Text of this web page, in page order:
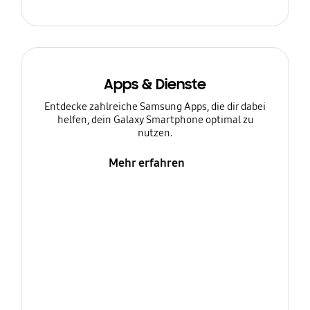
Apps & Dienste
Entdecke zahlreiche Samsung Apps, die dir dabei
helfen, dein Galaxy Smartphone optimal zu
nutzen.
Mehr erfahren